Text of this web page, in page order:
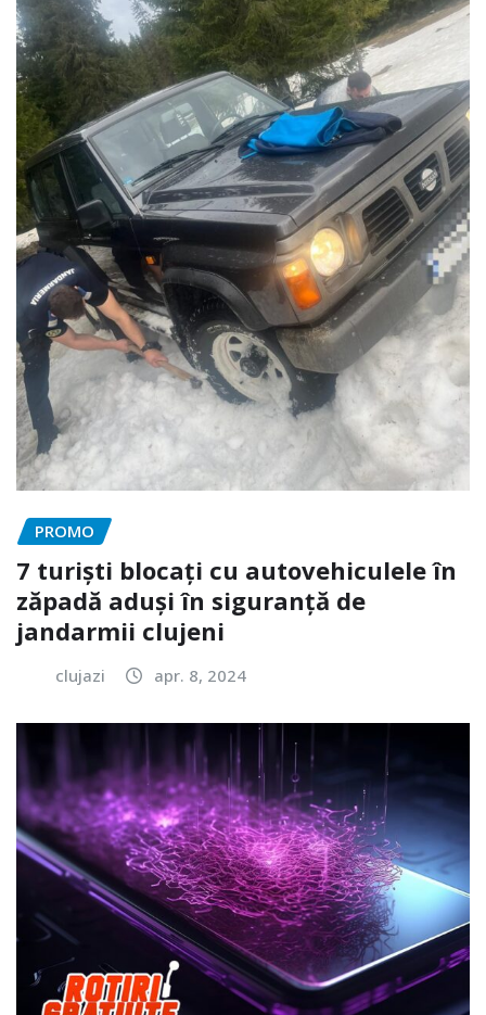
PROMO
7 turiști blocați cu autovehiculele în
zăpadă aduși în siguranță de
jandarmii clujeni
clujazi apr. 8, 2024